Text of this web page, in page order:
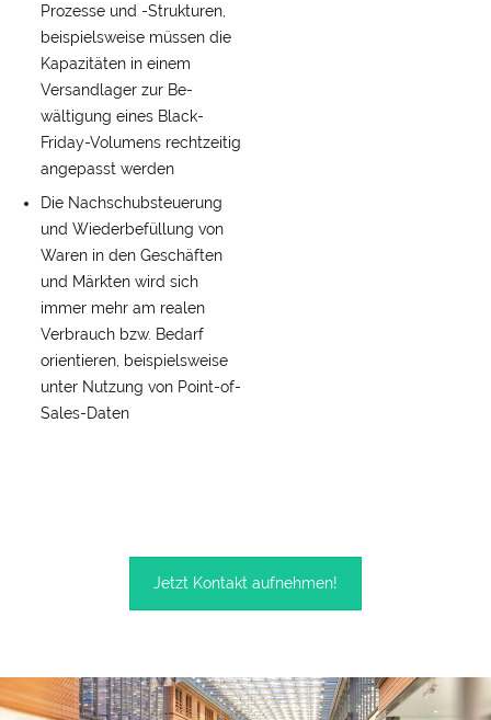
Prozesse und -Strukturen,
beispiels­weise müssen die
Kapazitäten in einem
Versandlager zur Be­
wältigung eines Black-
Friday-Volumens rechtzeitig
an­gepasst werden
Die Nach­schub­steuerung
und Wieder­befüllung von
Waren in den Geschäften
und Märkten wird sich
immer mehr am realen
Verbrauch bzw. Bedarf
orientieren, beispiels­weise
unter Nutzung von Point-of-
Sales-Daten
Jetzt Kontakt aufnehmen!